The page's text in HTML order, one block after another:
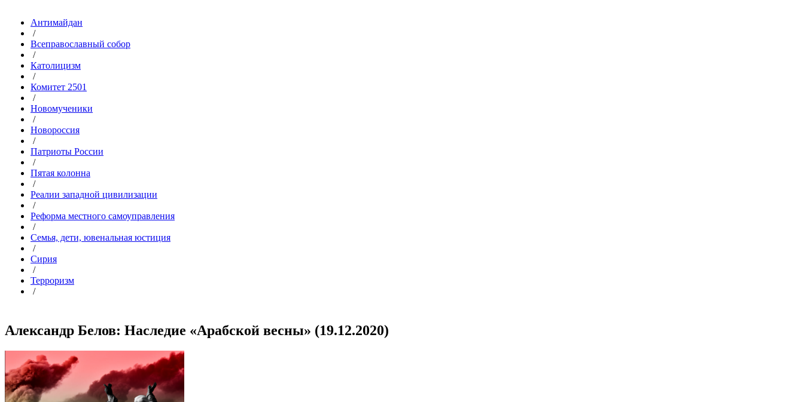
Антимайдан
/
Всеправославный собор
/
Католицизм
/
Комитет 2501
/
Новомученики
/
Новороссия
/
Патриоты России
/
Пятая колонна
/
Реалии западной цивилизации
/
Реформа местного самоуправления
/
Семья, дети, ювенальная юстиция
/
Сирия
/
Терроризм
/
Александр Белов: Наследие «Арабской весны» (19.12.2020)